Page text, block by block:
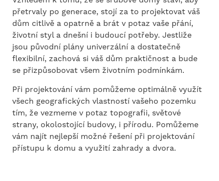
přetrvaly po generace, stojí za to projektovat váš
dům citlivě a opatrně a brát v potaz vaše přání,
životní styl a dnešní i budoucí potřeby. Jestliže
jsou původní plány univerzální a dostatečně
flexibilní, zachová si váš dům praktičnost a bude
se přizpůsobovat všem životním podmínkám.
Při projektování vám pomůžeme optimálně využít
všech geografických vlastností vašeho pozemku
tím, že vezmeme v potaz topografii, světové
strany, okolostojící budovy, i přírodu. Pomůžeme
vám najít nejlepší možné řešení při projektování
přístupu k domu a využití zahrady a dvora.